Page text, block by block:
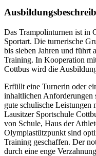
Das Trampolinturnen ist in
Sportart. Die turnerische
bis sieben Jahren und führt
Training. In Kooperation
Cottbus wird die
Erfüllt eine Turnerin oder
inhaltlichen Anforderungen
gute schulische Leistungen
Lausitzer Sportschule
von Schule, Haus der
Olympiastützpunkt sind
Training geschaffen. Der
durch eine enge